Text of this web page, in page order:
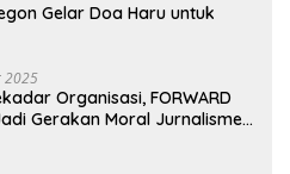
Gelar Doa Haru untuk
2025
Organisasi, FORWARD
Gerakan Moral Jurnalisme